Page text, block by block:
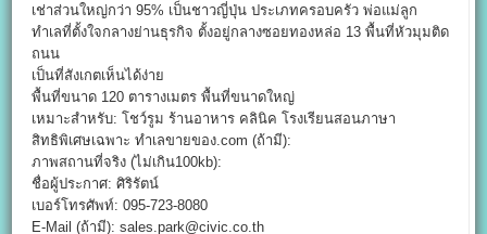
เช่าส่วนใหญ่กว่า 95% เป็นชาวญี่ปุ่น ประเภทครอบครัว พ่อแม่ลูก
ทำเลที่ตั้งใจกลางย่านธุรกิจ ตั้งอยู่กลางซอยทองหล่อ 13 พื้นที่หัวมุมติด
ถนน
เป็นที่สังเกตเห็นได้ง่าย
พื้นที่ขนาด 120 ตารางเมตร พื้นที่ขนาดใหญ่
เหมาะสำหรับ: โชว์รูม ร้านอาหาร คลินิค โรงเรียนสอนภาษา
สิทธิพิเศษเฉพาะ ทำเลขายของ.com (ถ้ามี):
ภาพสถานที่จริง (ไม่เกิน100kb):
ชื่อผู้ประกาศ: ศิริรัตน์
เบอร์โทรศัพท์: 095-723-8080
E-Mail (ถ้ามี): sales.park@civic.co.th